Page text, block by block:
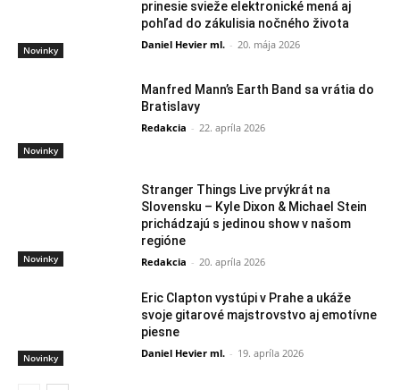
Novinky
prinesie svieže elektronické mená aj
pohľad do zákulisia nočného života
Daniel Hevier ml. - 20. mája 2026
Novinky
Manfred Mann’s Earth Band sa vrátia do
Bratislavy
Redakcia - 22. apríla 2026
Novinky
Stranger Things Live prvýkrát na
Slovensku – Kyle Dixon & Michael Stein
prichádzajú s jedinou show v našom
regióne
Redakcia - 20. apríla 2026
Novinky
Eric Clapton vystúpi v Prahe a ukáže
svoje gitarové majstrovstvo aj emotívne
piesne
Daniel Hevier ml. - 19. apríla 2026